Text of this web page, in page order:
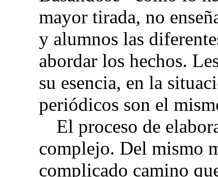
mayor tirada, no
y alumnos las
abordar los hechos.
su esencia, en la
periódicos son el
El proceso de
complejo. Del mismo
complicado camino